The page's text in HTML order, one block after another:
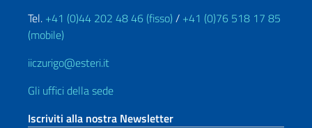
Tel. +41 (0)44 202 48 46 (fisso) / +41 (0)76 518 17 85
(mobile)
iiczurigo@esteri.it
Gli uffici della sede
Iscriviti alla nostra Newsletter